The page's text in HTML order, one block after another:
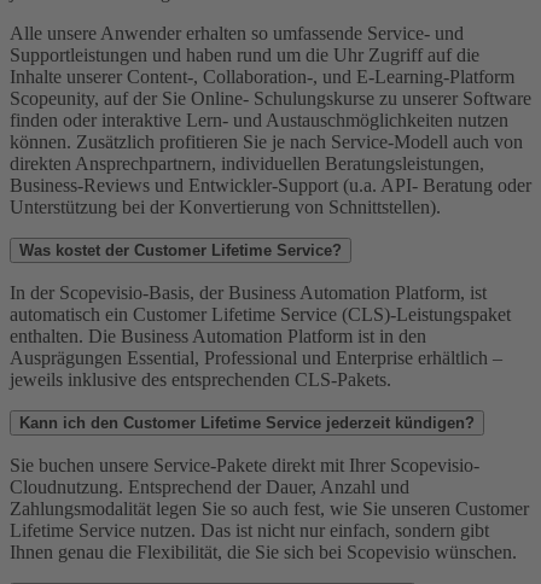
Alle unsere Anwender erhalten so umfassende Service- und
Supportleistungen und haben rund um die Uhr Zugriff auf die
Inhalte unserer Content-, Collaboration-, und E-Learning-Platform
Scopeunity, auf der Sie Online- Schulungskurse zu unserer Software
finden oder interaktive Lern- und Austauschmöglichkeiten nutzen
können. Zusätzlich profitieren Sie je nach Service-Modell auch von
direkten Ansprechpartnern, individuellen Beratungsleistungen,
Business-Reviews und Entwickler-Support (u.a. API- Beratung oder
Unterstützung bei der Konvertierung von Schnittstellen).
Was kostet der Customer Lifetime Service?
In der Scopevisio-Basis, der Business Automation Platform, ist
automatisch ein Customer Lifetime Service (CLS)-Leistungspaket
enthalten. Die Business Automation Platform ist in den
Ausprägungen Essential, Professional und Enterprise erhältlich –
jeweils inklusive des entsprechenden CLS-Pakets.
Kann ich den Customer Lifetime Service jederzeit kündigen?
Sie buchen unsere Service-Pakete direkt mit Ihrer Scopevisio-
Cloudnutzung. Entsprechend der Dauer, Anzahl und
Zahlungsmodalität legen Sie so auch fest, wie Sie unseren Customer
Lifetime Service nutzen. Das ist nicht nur einfach, sondern gibt
Ihnen genau die Flexibilität, die Sie sich bei Scopevisio wünschen.